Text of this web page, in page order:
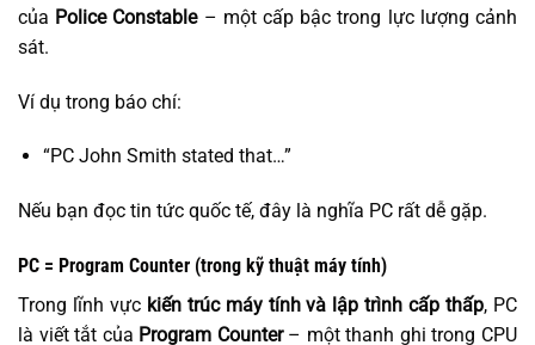
của Police Constable– một cấp bậc trong lực lượng cảnh
sát.
Ví dụ trong báo chí:
“PC John Smith stated that…”
Nếu bạn đọc tin tức quốc tế, đây là nghĩa PC rất dễ gặp.
PC = Program Counter (trong kỹ thuật máy tính)
Trong lĩnh vực kiến trúc máy tính và lập trình cấp thấp, PC
là viết tắt của Program Counter– một thanh ghi trong CPU